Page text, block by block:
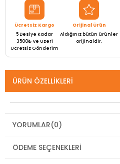
Ücretsiz Kargo
5 Desiye Kadar
3500₺ ve Üzeri
Ücretsiz Gönderim
Orijinal Ürün
Aldığınız bütün ürünler
orijinaldir.
ÜRÜN ÖZELLIKLERI
YORUMLAR(0)
ÖDEME SEÇENEKLERI